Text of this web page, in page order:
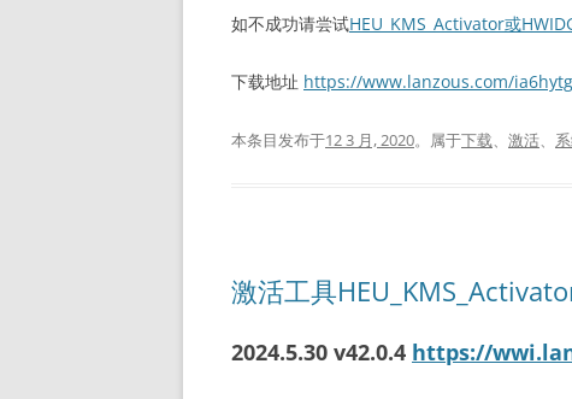
如不成功请尝试HEU_KMS_Activator或
下载地址 https://www.lanzous.com/ia6hytg
本条目发布于12 3 月, 2020。属于下载、 激活、
激活工具
2024.5.30 v42.0.4 https://